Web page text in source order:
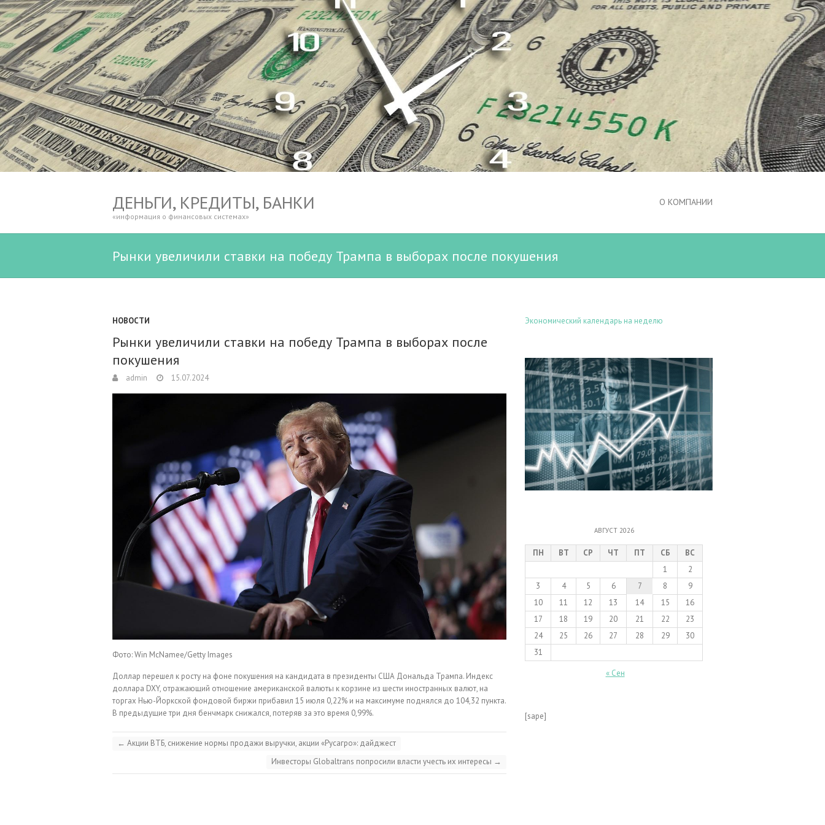
ДЕНЬГИ, КРЕДИТЫ, БАНКИ
«информация о финансовых системах»
О КОМПАНИИ
Рынки увеличили ставки на победу Трампа в выборах после покушения
НОВОСТИ
Рынки увеличили ставки на победу Трампа в выборах после
покушения
admin 15.07.2024
Фото: Win McNamee/Getty Images
Доллар перешел к росту на фоне покушения на кандидата в президенты США Дональда Трампа. Индекс
доллара DXY, отражающий отношение американской валюты к корзине из шести иностранных валют, на
торгах Нью-Йоркской фондовой биржи прибавил 15 июля 0,22% и на максимуме поднялся до 104,32 пункта.
В предыдущие три дня бенчмарк снижался, потеряв за это время 0,99%.
← Акции ВТБ, снижение нормы продажи выручки, акции «Русагро»: дайджест
Инвесторы Globaltrans попросили власти учесть их интересы →
Экономический календарь на неделю
АВГУСТ 2026
ПН ВТ СР ЧТ ПТ СБ
ВС
1
2
3
4 5 6 7 8
9
10
11 12 13 14 15
16
17
18 19 20 21 22
23
24
25 26 27 28 29
30
31
« Сен
[sape]